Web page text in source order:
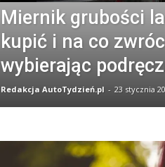
Miernik grubości
kupić i na co
wybierając
Redakcja AutoTydzień.pl - 23 stycznia